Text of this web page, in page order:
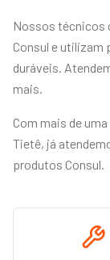
Nossos técnicos
Consul e utilizam
duráveis.
mais.
Com mais de
Tietê, já
produtos Consul.